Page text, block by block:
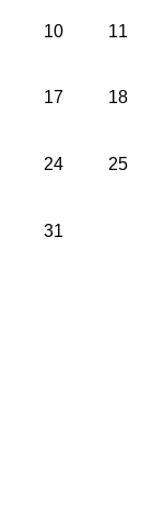
10lunes 2026-
11
17lunes 2026-
18
24lunes 2026-
25
31